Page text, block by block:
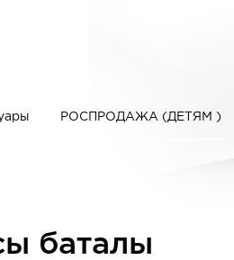
РОСПРОДАЖА (ДЕТЯМ )
баталы